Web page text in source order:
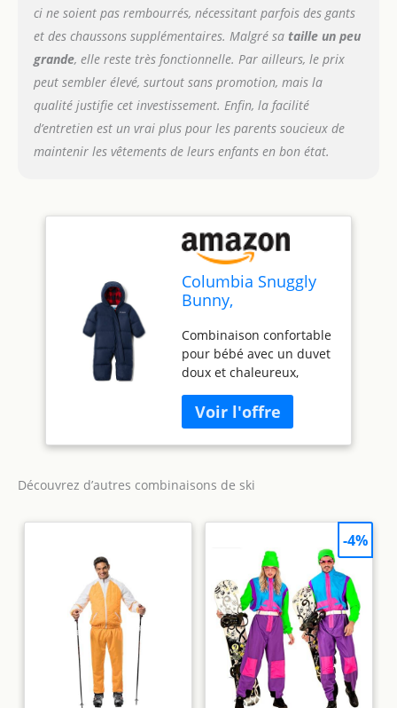
ci ne soient pas rembourrés, nécessitant parfois des gants
et des chaussons supplémentaires. Malgré sa taille un peu
grande, elle reste très fonctionnelle. Par ailleurs, le prix
peut sembler élevé, surtout sans promotion, mais la
qualité justifie cet investissement. Enfin, la facilité
d’entretien est un vrai plus pour les parents soucieux de
maintenir les vêtements de leurs enfants en bon état.
Columbia Snuggly
Bunny,
Combinaison confortable
pour bébé avec un duvet
doux et chaleureux,
environnements les plus
froids - Résiste à l'eau et
au vent avec doublure en
capuche et le torse pour
contre la peau - Dispose
confortable pour bébé
avec un duvet doux et
chaleureux, Parfait pour
les environnements les
plus froids Résiste à l'eau
et au vent avec doublure
en micropolaire sur la
capuche et le torse pour
Découvrez d’autres combinaisons de ski
-4%